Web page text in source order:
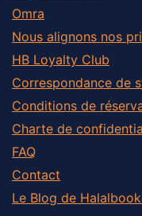
Omra
Nous alignons nos
HB Loyalty Club
Correspondance de
Conditions de
Charte de
FAQ
Contact
Le Blog de